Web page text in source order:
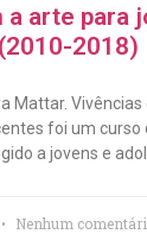
arte para
2018)
Mattar. Vivências
foi um curso
a jovens e
Nenhum